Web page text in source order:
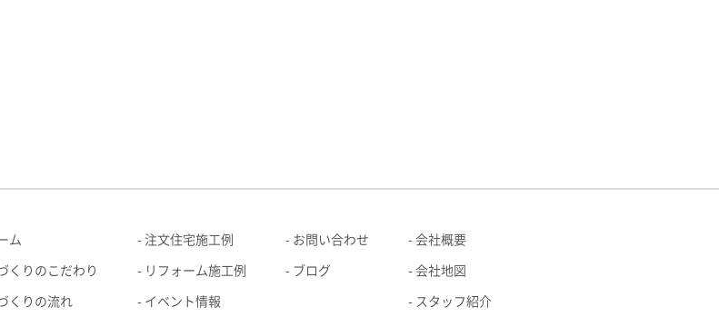
ム
くりのこだわり
くりの流れ
注文住宅施工例
リフォーム施工例
イベント情報
お問い合わせ
ブログ
会社概要
会社地図
スタッフ紹介